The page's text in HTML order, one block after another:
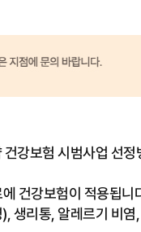
강보험 시범사업 선정
건강보험이 적용됩니
생리통, 알레르기 비염